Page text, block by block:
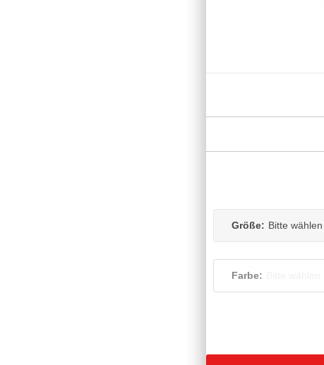
Größe: Bitte wählen
Farbe: